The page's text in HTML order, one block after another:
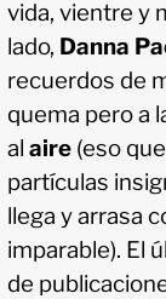
vida, vientre y
lado, Danna
recuerdos de
quema pero a
al aire (eso
partículas
llega y arrasa
imparable). El
de